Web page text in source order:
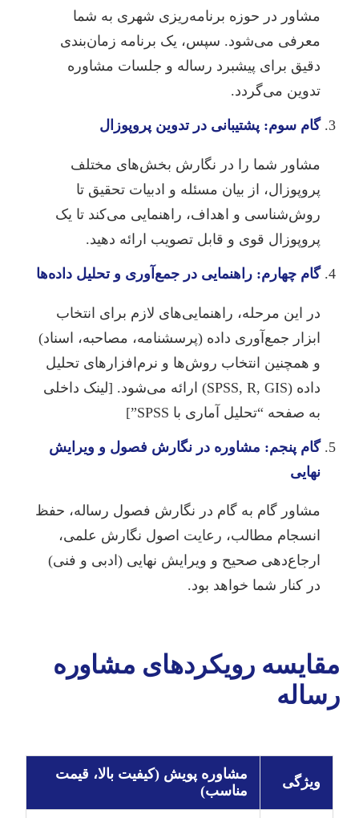
مشاور در حوزه برنامه‌ریزی شهری به شما
معرفی می‌شود. سپس، یک برنامه زمان‌بندی
دقیق برای پیشبرد رساله و جلسات مشاوره
تدوین می‌گردد.
گام سوم: پشتیبانی در تدوین پروپوزال
مشاور شما را در نگارش بخش‌های مختلف
پروپوزال، از بیان مسئله و ادبیات تحقیق تا
روش‌شناسی و اهداف، راهنمایی می‌کند تا یک
پروپوزال قوی و قابل تصویب ارائه دهید.
گام چهارم: راهنمایی در جمع‌آوری و تحلیل داده‌ها
در این مرحله، راهنمایی‌های لازم برای انتخاب
ابزار جمع‌آوری داده (پرسشنامه، مصاحبه، اسناد)
و همچنین انتخاب روش‌ها و نرم‌افزارهای تحلیل
داده (SPSS, R, GIS) ارائه می‌شود. [لینک داخلی
به صفحه “تحلیل آماری با SPSS”]
گام پنجم: مشاوره در نگارش فصول و ویرایش
نهایی
مشاور گام به گام در نگارش فصول رساله، حفظ
انسجام مطالب، رعایت اصول نگارش علمی،
ارجاع‌دهی صحیح و ویرایش نهایی (ادبی و فنی)
در کنار شما خواهد بود.
مقایسه رویکردهای مشاوره
رساله
ویژگی
مشاوره پویش (کیفیت بالا، قیمت
مناسب)